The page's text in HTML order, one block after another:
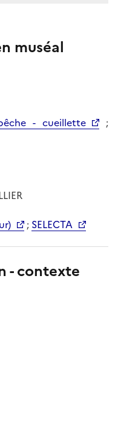
muséal
- cueillette
;
; SELECTA
- contexte